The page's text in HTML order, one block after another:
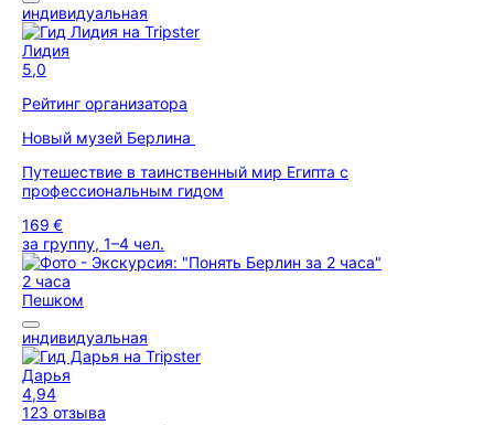
индивидуальная
Лидия
5,0
Рейтинг организатора
Новый музей Берлина
Путешествие в таинственный мир Египта с
профессиональным гидом
169 €
за группу, 1–4 чел.
2 часа
Пешком
индивидуальная
Дарья
4,94
123 отзыва